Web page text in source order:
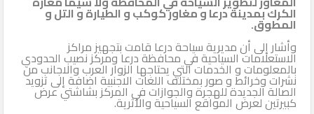
الكرك بمدينة درعا و مغاور كوكب و الطيارة و التل و
المطوق.
وأشار إلى أن مديرية سياحة درعا قامت بتجهيز مراكز
الاستعلامات السياحية في محافظة درعا ومركز نصيب الحدودي
بالمعلومات و الخدمات التي يحتاجها الزوار العرب والاجانب من
نشرات وخرائط و صور بمختلف اللغات الاجنبية اضافة إلى تزويد
الصالة الجديدة للهجرة والجوازات في المركز بشاشتي عرض
كبيرتين لعرض المواقع السياحية والأثرية.